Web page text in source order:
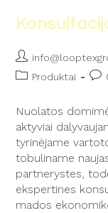
Produktai
Nuolatos
aktyviai
tyrinėjame
tobuliname
partnerystes,
ekspertines
mados